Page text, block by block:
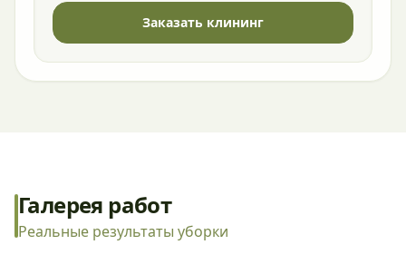
Заказать клининг
Галерея работ
Реальные результаты уборки